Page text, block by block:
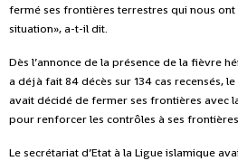
fermé ses frontières terrestres qui nous
situation», a-t-il dit.
Dès l’annonce de la présence de la fièvre
a déjà fait 84 décès sur 134 cas recensés,
avait décidé de fermer ses frontières avec
pour renforcer les contrôles à ses
Le secrétariat d’Etat à la Ligue islamique